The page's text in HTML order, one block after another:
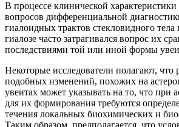
В процессе клинической
вопросов дифференциальной
гиалоидных трактов стекловидного
гиалозе часто затрагивался вопрос их
последствиями той или иной формы
Некоторые исследователи полагают, что
подобных изменений, похожих на
увеитах может указывать на то, что при
для их формирования требуются
течения локальных биохимических и